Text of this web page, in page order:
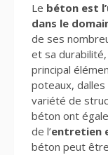
Le béton est
dans le
de ses
et sa
principal
poteaux,
variété de
béton ont
de l’entretien
béton peut